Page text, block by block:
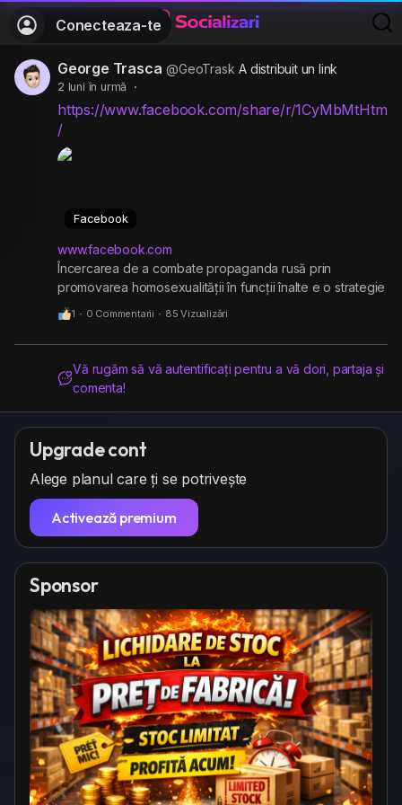
Conecteaza-te
George Trasca @GeoTrask A distribuit un link
2 luni în urmă ·
https://www.facebook.com/share/r/1CyMbMtHtm
/
Facebook
www.facebook.com
Încercarea de a combate propaganda rusă prin
promovarea homosexualității în funcții înalte e o strategie
periculoasă. Propaganda rusă prezintă Occidentul ca
fiind decadent și woke, iar numirea unui...
1 · 0 Commentarii · 85 Vizualizări
Vă rugăm să vă autentificați pentru a vă dori, partaja și
comenta!
Upgrade cont
Alege planul care ți se potrivește
Activează premium
Sponsor